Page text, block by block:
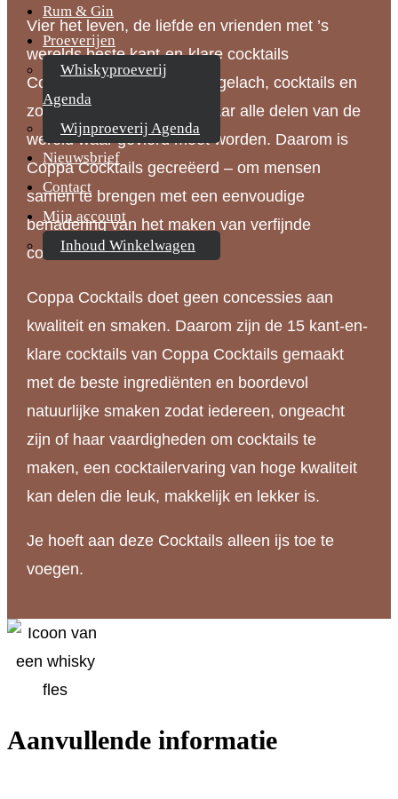
Rum & Gin
Proeverijen
Whiskyproeverij
Agenda
Wijnproeverij Agenda
Nieuwsbrief
Contact
Mijn account
Inhoud Winkelwagen
€ 13,95.
Vier het leven, de liefde en vrienden met ’s
werelds beste kant-en-klare cocktails
Coppa Cocktails wil liefde, gelach, cocktails en
zonneschijn verspreiden naar alle delen van de
wereld waar gevierd moet worden. Daarom is
Coppa Cocktails gecreëerd – om mensen
samen te brengen met een eenvoudige
benadering van het maken van verfijnde
cocktails.
Coppa Cocktails doet geen concessies aan
kwaliteit en smaken. Daarom zijn de 15 kant-en-
klare cocktails van Coppa Cocktails gemaakt
met de beste ingrediënten en boordevol
natuurlijke smaken zodat iedereen, ongeacht
zijn of haar vaardigheden om cocktails te
maken, een cocktailervaring van hoge kwaliteit
kan delen die leuk, makkelijk en lekker is.
Je hoeft aan deze Cocktails alleen ijs toe te
voegen.
Aanvullende informatie